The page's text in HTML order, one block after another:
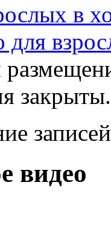
в
для
закрыты.
видео